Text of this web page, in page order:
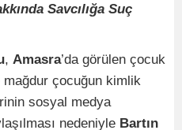
Savcılığa Suç
, Amasra’da görülen çocuk
mağdur çocuğun kimlik
sosyal medya
nedeniyle Bartın